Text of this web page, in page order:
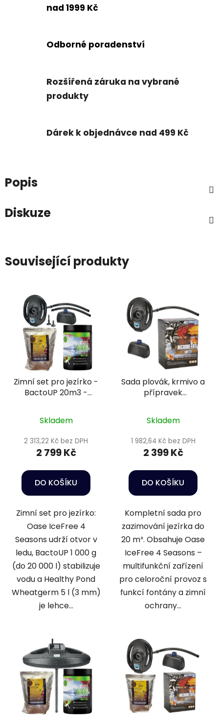
nad 1999 Kč
Odborné poradenství
Rozšířená záruka na vybrané
produkty
Dárek k objednávce nad 499 Kč
Popis
Diskuze
Související produkty
Zimní set pro jezírko -
BactoUP 20m3 -
Skladem
2 313,22 Kč bez DPH
2 799 Kč
DO KOŠÍKU
Zimní set pro jezírko:
Oase IceFree 4
Seasons udrží otvor v
ledu, BactoUP 1 000 g
(do 20 000 l) stabilizuje
vodu a Healthy Pond
Wheatgerm 5 l (3 mm)
je lehce...
Sada plovák, krmivo a
přípravek
Skladem
1 982,64 Kč bez DPH
2 399 Kč
DO KOŠÍKU
Kompletní sada pro
zazimování jezírka do
20 m³. Obsahuje Oase
IceFree 4 Seasons –
multifunkční zařízení
pro celoroční provoz s
funkcí fontány a zimní
ochrany...